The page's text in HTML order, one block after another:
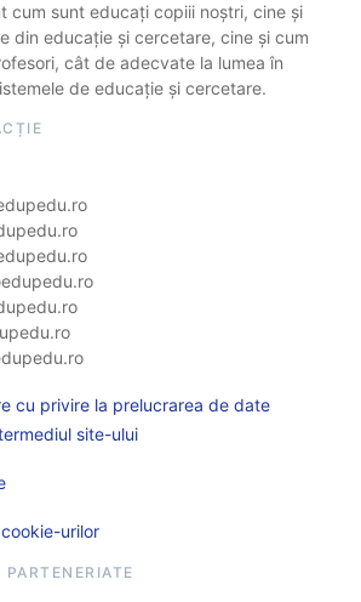
cum sunt educați copiii noștri, cine și
din educație și cercetare, cine și cum
cât de adecvate la lumea în
de educație și cercetare.
cu privire la prelucrarea de date
site-ului
urilor